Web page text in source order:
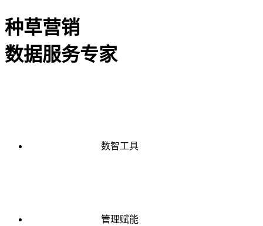
种草营销
数据服务专家
数智工具
管理赋能